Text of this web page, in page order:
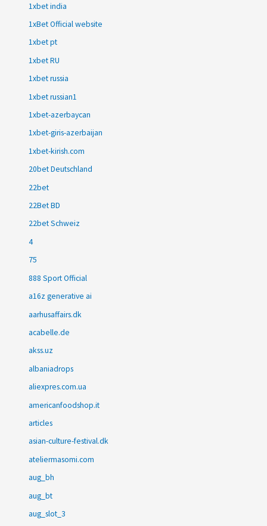
1xbet india
1xBet Official website
1xbet pt
1xbet RU
1xbet russia
1xbet russian1
1xbet-azerbaycan
1xbet-giris-azerbaijan
1xbet-kirish.com
20bet Deutschland
22bet
22Bet BD
22bet Schweiz
4
75
888 Sport Official
a16z generative ai
aarhusaffairs.dk
acabelle.de
akss.uz
albaniadrops
aliexpres.com.ua
americanfoodshop.it
articles
asian-culture-festival.dk
ateliermasomi.com
aug_bh
aug_bt
aug_slot_3